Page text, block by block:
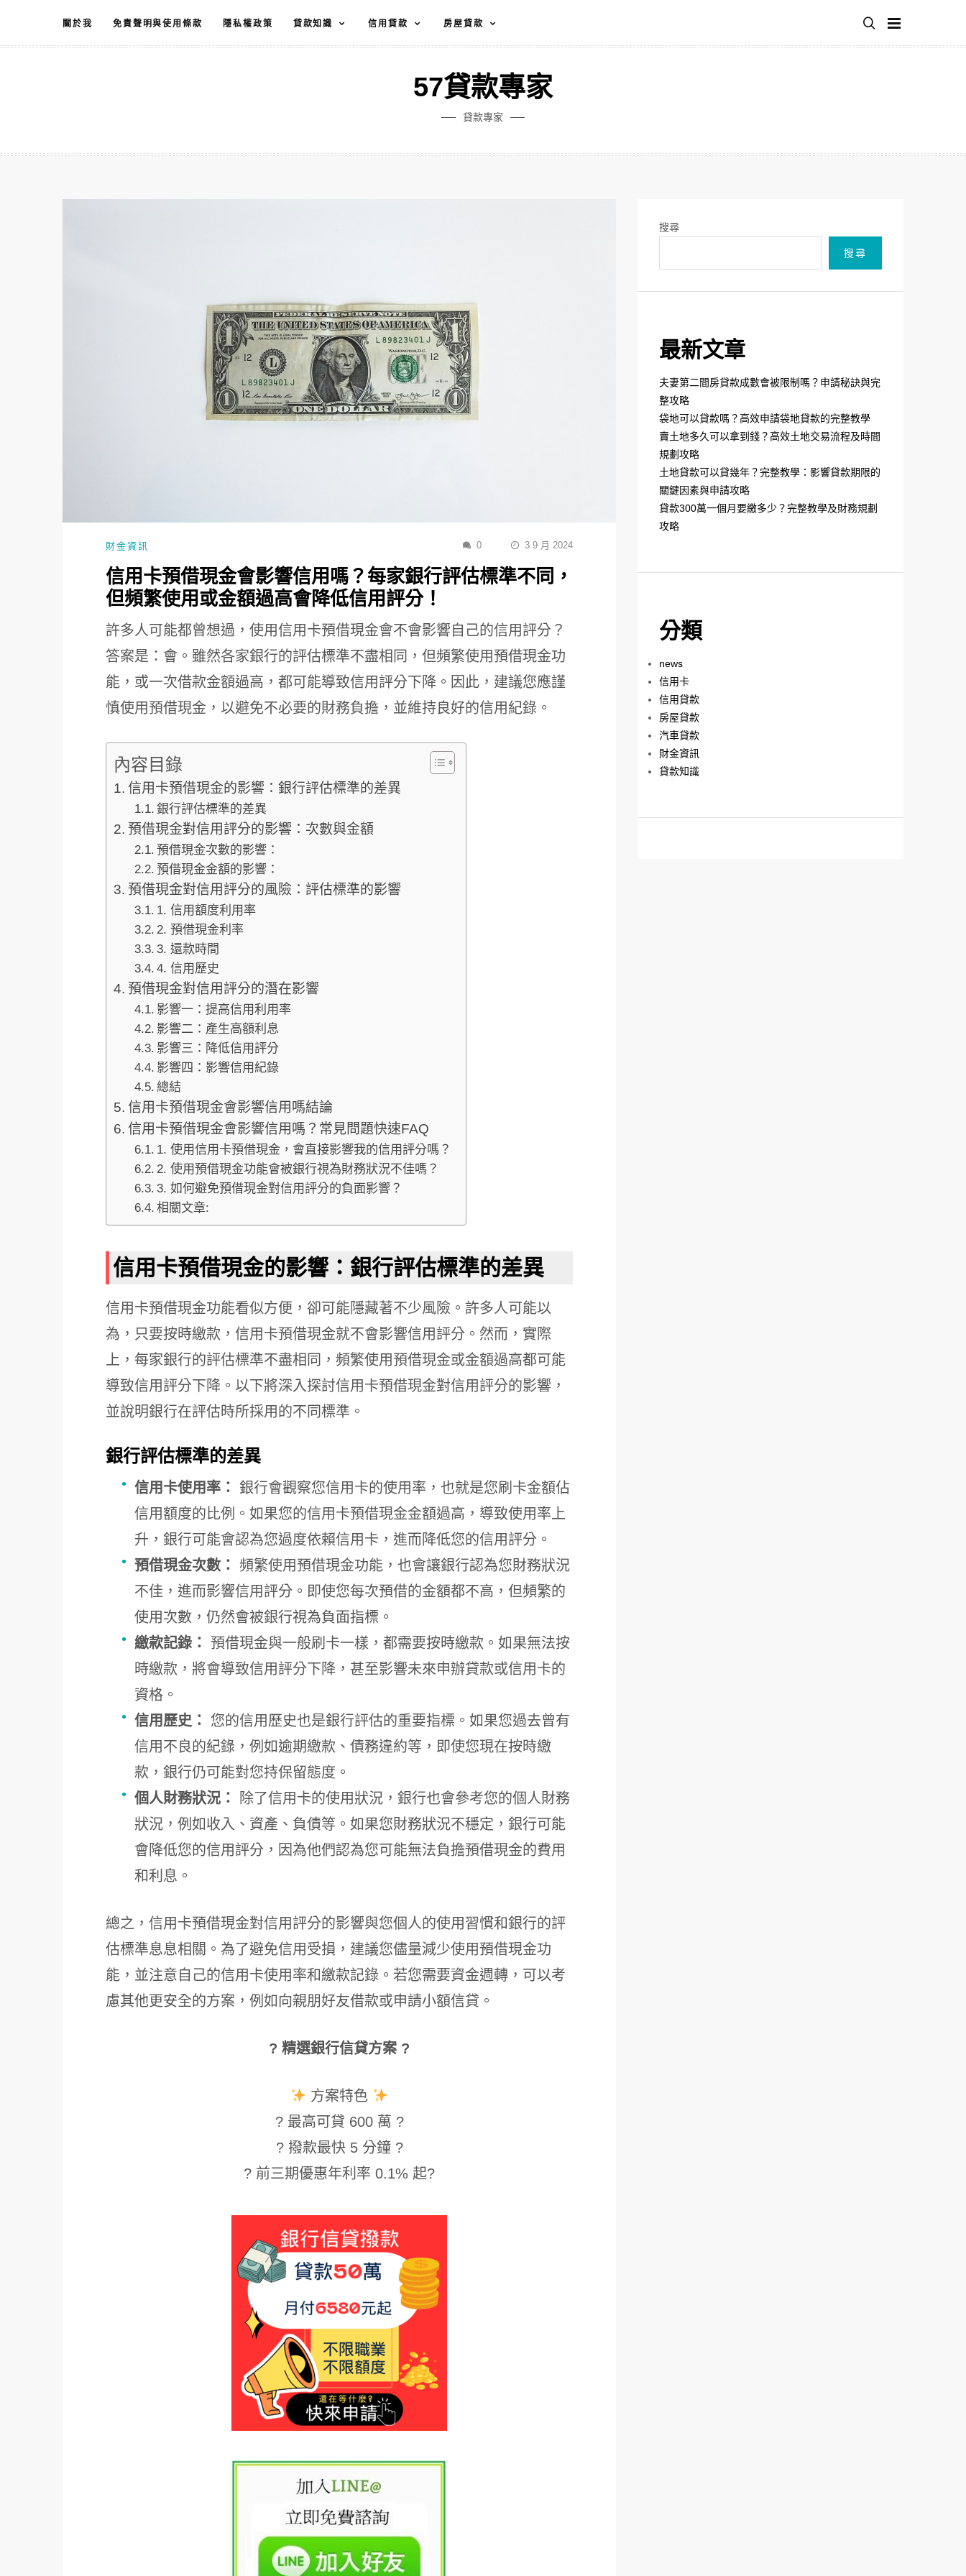
主
關於我 免責聲明與使用條款 隱私權政策 貸款知識 信用貸款 房屋貸款
57貸款專家
貸款專家
財金資訊 0 3 9 月 2024
信用卡預借現金會影響信用嗎？每家銀行評估標準不同，
但頻繁使用或金額過高會降低信用評分！
許多人可能都曾想過，使用信用卡預借現金會不會影響自己的信用評分？
答案是：會。雖然各家銀行的評估標準不盡相同，但頻繁使用預借現金功
能，或一次借款金額過高，都可能導致信用評分下降。因此，建議您應謹
慎使用預借現金，以避免不必要的財務負擔，並維持良好的信用紀錄。
內容目錄
信用卡預借現金的影響：銀行評估標準的差異
銀行評估標準的差異
預借現金對信用評分的影響：次數與金額
預借現金次數的影響：
預借現金金額的影響：
預借現金對信用評分的風險：評估標準的影響
1. 信用額度利用率
2. 預借現金利率
3. 還款時間
4. 信用歷史
預借現金對信用評分的潛在影響
影響一：提高信用利用率
影響二：產生高額利息
影響三：降低信用評分
影響四：影響信用紀錄
總結
信用卡預借現金會影響信用嗎結論
信用卡預借現金會影響信用嗎？常見問題快速FAQ
1. 使用信用卡預借現金，會直接影響我的信用評分嗎？
2. 使用預借現金功能會被銀行視為財務狀況不佳嗎？
3. 如何避免預借現金對信用評分的負面影響？
相關文章:
信用卡預借現金的影響：銀行評估標準的差異
信用卡預借現金功能看似方便，卻可能隱藏著不少風險。許多人可能以
為，只要按時繳款，信用卡預借現金就不會影響信用評分。然而，實際
上，每家銀行的評估標準不盡相同，頻繁使用預借現金或金額過高都可能
導致信用評分下降。以下將深入探討信用卡預借現金對信用評分的影響，
並說明銀行在評估時所採用的不同標準。
銀行評估標準的差異
信用卡使用率： 銀行會觀察您信用卡的使用率，也就是您刷卡金額佔
信用額度的比例。如果您的信用卡預借現金金額過高，導致使用率上
升，銀行可能會認為您過度依賴信用卡，進而降低您的信用評分。
預借現金次數： 頻繁使用預借現金功能，也會讓銀行認為您財務狀況
不佳，進而影響信用評分。即使您每次預借的金額都不高，但頻繁的
使用次數，仍然會被銀行視為負面指標。
繳款記錄： 預借現金與一般刷卡一樣，都需要按時繳款。如果無法按
時繳款，將會導致信用評分下降，甚至影響未來申辦貸款或信用卡的
資格。
信用歷史：
您的信用歷史也是銀行評估的重要指標。如果您過去曾有
信用不良的紀錄，例如逾期繳款、債務違約等，即使您現在按時繳
款，銀行仍可能對您持保留態度。
個人財務狀況：
除了信用卡的使用狀況，銀行也會參考您的個人財務
狀況，例如收入、資產、負債等。如果您財務狀況不穩定，銀行可能
會降低您的信用評分，因為他們認為您可能無法負擔預借現金的費用
和利息。
總之，信用卡預借現金對信用評分的影響與您個人的使用習慣和銀行的評
估標準息息相關。為了避免信用受損，建議您儘量減少使用預借現金功
能，並注意自己的信用卡使用率和繳款記錄。若您需要資金週轉，可以考
慮其他更安全的方案，例如向親朋好友借款或申請小額信貸。
? 精選銀行信貸方案 ?
方案特色
? 最高可貸 600 萬 ?
? 撥款最快 5 分鐘 ?
? 前三期優惠年利率 0.1% 起?
搜尋
搜尋
最新文章
夫妻第二間房貸款成數會被限制嗎？申請秘訣與完
整攻略
袋地可以貸款嗎？高效申請袋地貸款的完整教學
賣土地多久可以拿到錢？高效土地交易流程及時間
規劃攻略
土地貸款可以貸幾年？完整教學：影響貸款期限的
關鍵因素與申請攻略
貸款300萬一個月要繳多少？完整教學及財務規劃
攻略
分類
news
信用卡
信用貸款
房屋貸款
汽車貸款
財金資訊
貸款知識